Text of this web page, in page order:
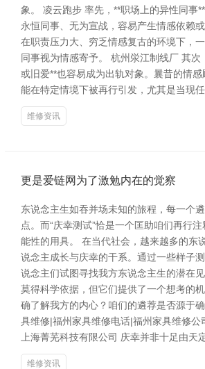
象。 凌云跑步 率先，**职场上的异性同事**
永恒同事、无为宣战，容易产生情感依赖
在职责压力大、穷乏情感复古的环境下，
同事视为情感寄予。 杭州泶江制线厂 其次
或旧爱**也容易成为出轨对象。曩昔的情
能在特定情境下被再行引发，尤其是当现
维修资讯
更是爱链网为了激勉内在的觉察
东说念主生如吞并场未知的旅程，每一个
点。而“庆幸测试”恰是一个匡助咱们再行
能性的用具。 在当代社会，越来越多的东
说念主成长与庆幸的干系。通过一些样子
说念主们试图寻找我方东说念主生的潜在
莫得科学依据，但它们提供了一个想考的
确了解我方的内心？咱们的遴荐是否源于
具维修|福州家具维修电话|福州家具维修公
上海菁芜科技有限公司 庆幸并非十足由天
维修资讯